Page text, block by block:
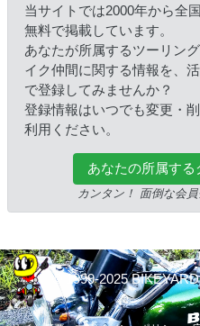
当サイトでは2000年から全
無料で掲載しています。
あなたが所属するツーリン
イク仲間に関する情報を、
で登録してみませんか？
登録情報はいつでも変更・
利用ください。
あなたの所属する
カンタン！ 面倒な会
© 1999-2025